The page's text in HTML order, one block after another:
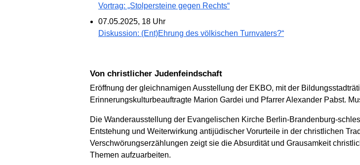
Vortrag: „Stolpersteine gegen Rechts“
07.05.2025, 18 Uhr
Diskussion: (Ent)Ehrung des völkischen Turnvaters?“
Von christlicher Judenfeindschaft
Eröffnung der gleichnamigen Ausstellung der EKBO, mit der
Erinnerungskulturbeauftragte Marion Gardei und Pfarrer Alexander Pabst.
Die Wanderausstellung der Evangelischen Kirche Berlin-Brandenburg-
Entstehung und Weiterwirkung antijüdischer Vorurteile in der christlichen
Verschwörungserzählungen zeigt sie die Absurdität und Grausamkeit
Themen aufzuarbeiten.